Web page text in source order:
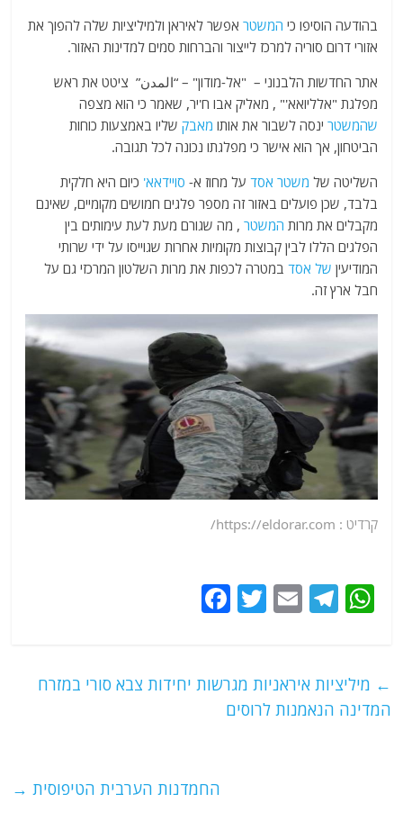
בהודעה הוסיפו כי המשטר אפשר לאיראן ולמיליציות שלה להפוך את
אזורי דרום סוריה למרכז לייצור והברחות סמים למדינות האזור.
אתר החדשות הלבנוני – "אל-מודון" – “المدن” ציטט את ראש
מפלגת "אלליואא'" , מאליק אבו ח'יר, שאמר כי הוא מצפה
שהמשטר ינסה לשבור את אותו מאבק שליו באמצעות כוחות
הביטחון, אך הוא אישר כי מפלגתו נכונה לכל תגובה.
השליטה של ​​משטר אסד על מחוז א- סויידאא' כיום היא חלקית
בלבד, שכן פועלים באזור זה מספר פלגים חמושים מקומיים, שאינם
מקבלים את מרות המשטר , מה שגורם מעת לעת עימותים בין
הפלגים הללו לבין קבוצות מקומיות אחרות שגוייסו על ידי שרותי
המודיעין של אסד במטרה לכפות את מרות השלטון המרכזי גם על
חבל ארץ זה.
קרדיט : https://eldorar.com/
W
s
A
T
g
ra
E
l
T
er
e
k
← מיליציות איראניות מגרשות יחידות צבא סורי במזרח
המדינה הנאמנות לרוסים
החמדנות הערבית הטיפוסית →